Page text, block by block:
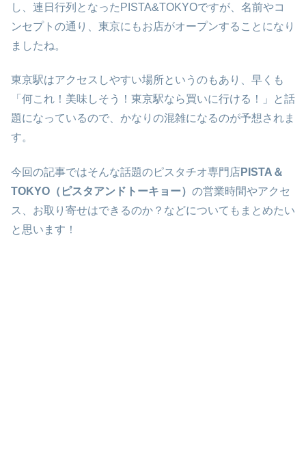
し、連日行列となったPISTA&TOKYOですが、名前やコ
ンセプトの通り、東京にもお店がオープンすることになり
ましたね。
東京駅はアクセスしやすい場所というのもあり、早くも
「何これ！美味しそう！東京駅なら買いに行ける！」と話
題になっているので、かなりの混雑になるのが予想されま
す。
今回の記事ではそんな話題のピスタチオ専門店PISTA＆
TOKYO（ピスタアンドトーキョー） の営業時間やアクセ
ス、お取り寄せはできるのか？などについてもまとめたい
と思います！